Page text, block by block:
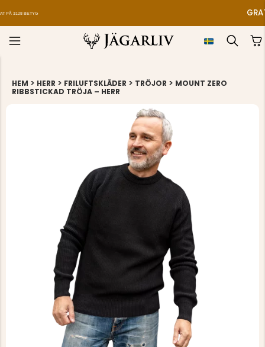
GRATIS FÖRSTA HJÄLPEN-KIT VID KÖP ÖVER
HEM > HERR > FRILUFTSKLÄDER > TRÖJOR > MOUNT ZERO
RIBBSTICKAD TRÖJA – HERR